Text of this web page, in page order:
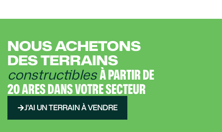
NOUS ACHETONS
DES TERRAINS
constructiblesÀ PARTIR DE
20 ARES DANS VOTRE SECTEUR
J'AI UN TERRAIN À VENDRE